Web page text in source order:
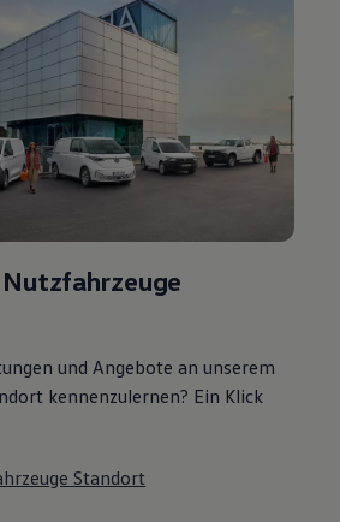
und Angebote an unserem
kennenzulernen? Ein Klick
Standort